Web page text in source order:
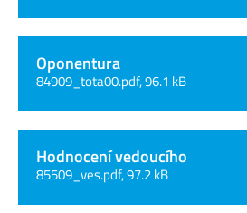
Oponentura
84909_tota00.pdf, 96.1 kB
Hodnocení vedoucího
85509_ves.pdf, 97.2 kB